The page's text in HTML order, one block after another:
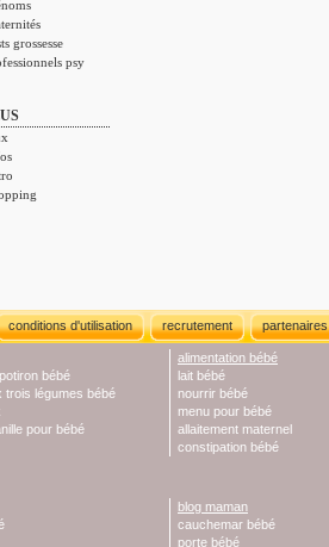
grossesse
psy
conditions d'utilisation recrutement partenaires
bébé
trois légumes bébé
pour bébé
alimentation bébé
lait bébé
nourrir bébé
menu pour bébé
allaitement maternel
constipation bébé
blog maman
cauchemar bébé
porte bébé